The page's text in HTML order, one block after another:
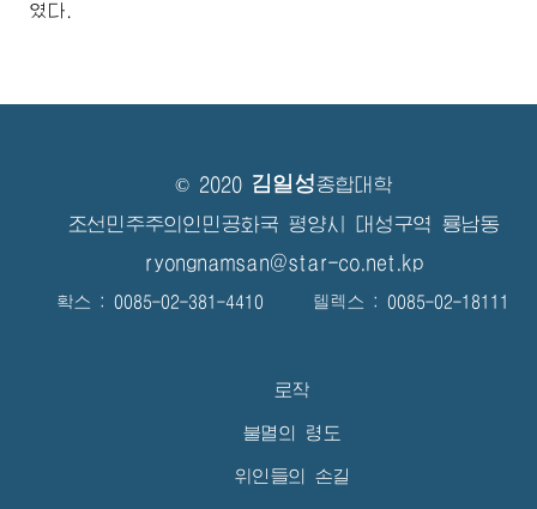
였다.
© 2020 김일성종합대학
조선민주주의인민공화국 평양시 대성구역 룡남동
ryongnamsan@star-co.net.kp
확스 : 0085-02-381-4410 텔렉스 : 0085-02-18111
로작
불멸의 령도
위인들의 손길